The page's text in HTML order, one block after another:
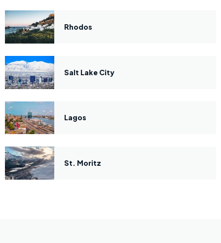
Rhodos
Salt Lake City
Lagos
St. Moritz